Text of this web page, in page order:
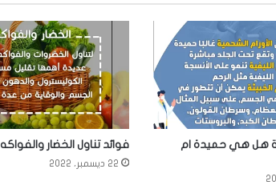
هل هي حميدة ام
فوائد تناول الخضار والفواكه
22 ديسمبر، 2022